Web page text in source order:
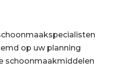
op uw planning
schoonmaakmiddelen